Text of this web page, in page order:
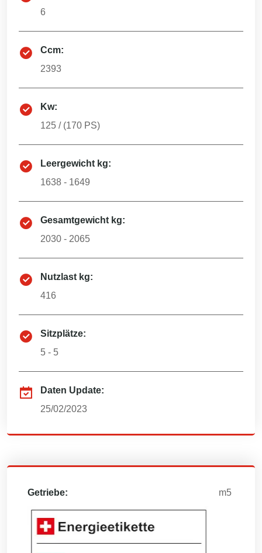
6
Ccm:
2393
Kw:
125 / (170 PS)
Leergewicht kg:
1638 - 1649
Gesamtgewicht kg:
2030 - 2065
Nutzlast kg:
416
Sitzplätze:
5 - 5
Daten Update:
25/02/2023
Getriebe: m5